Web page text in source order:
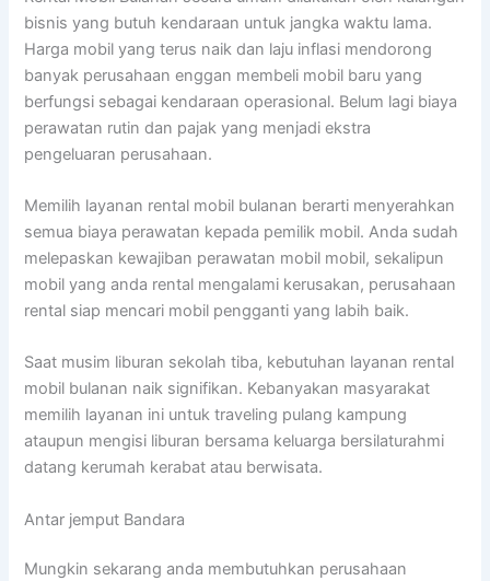
bisnis yang butuh kendaraan untuk jangka waktu lama.
Harga mobil yang terus naik dan laju inflasi mendorong
banyak perusahaan enggan membeli mobil baru yang
berfungsi sebagai kendaraan operasional. Belum lagi biaya
perawatan rutin dan pajak yang menjadi ekstra
pengeluaran perusahaan.
Memilih layanan rental mobil bulanan berarti menyerahkan
semua biaya perawatan kepada pemilik mobil. Anda sudah
melepaskan kewajiban perawatan mobil mobil, sekalipun
mobil yang anda rental mengalami kerusakan, perusahaan
rental siap mencari mobil pengganti yang labih baik.
Saat musim liburan sekolah tiba, kebutuhan layanan rental
mobil bulanan naik signifikan. Kebanyakan masyarakat
memilih layanan ini untuk traveling pulang kampung
ataupun mengisi liburan bersama keluarga bersilaturahmi
datang kerumah kerabat atau berwisata.
Antar jemput Bandara
Mungkin sekarang anda membutuhkan perusahaan